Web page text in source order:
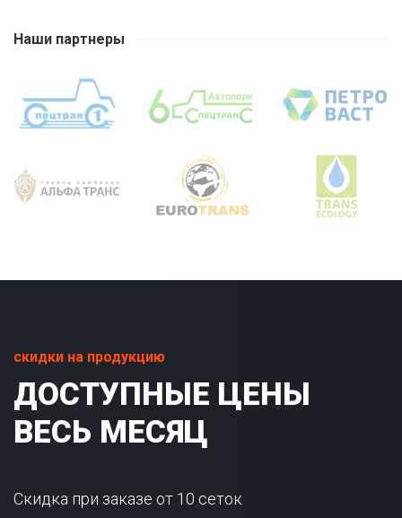
Наши партнеры
скидки на продукцию
ДОСТУПНЫЕ ЦЕНЫ
ВЕСЬ МЕСЯЦ
Скидка при заказе от 10 сеток